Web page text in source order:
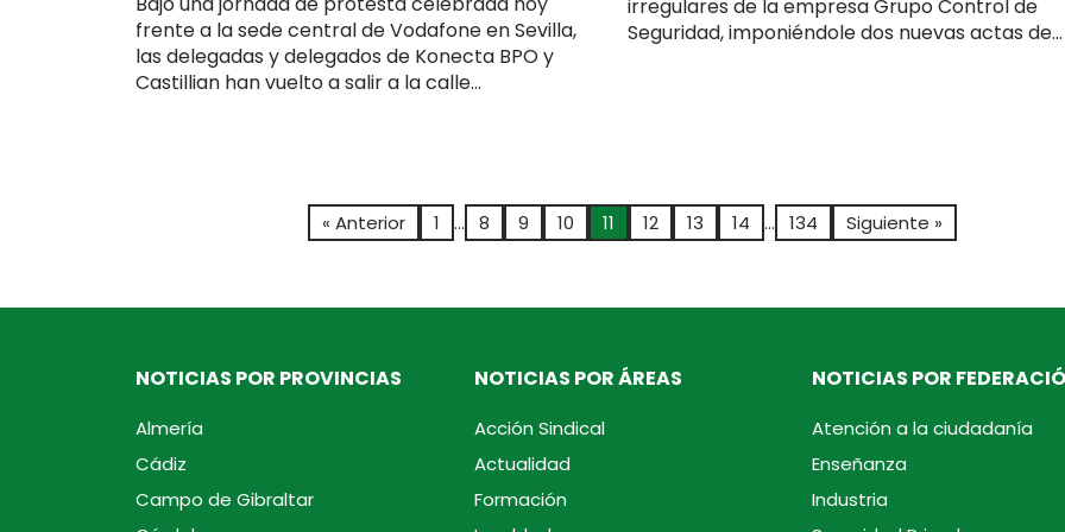
frente a la sede central de Vodafone en Sevilla,
las delegadas y delegados de Konecta BPO y
Castillian han vuelto a salir a la calle...
irregulares de la empresa Grupo Control de
Seguridad, imponiéndole dos nuevas actas de...
« Anterior 1 … 8 9 10 11 12 13 14 … 134 Siguiente »
NOTICIAS POR PROVINCIAS
Almería
Cádiz
Campo de Gibraltar
NOTICIAS POR ÁREAS
Acción Sindical
Actualidad
Formación
NOTICIAS POR
Atención a la ciudadanía
Enseñanza
Industria